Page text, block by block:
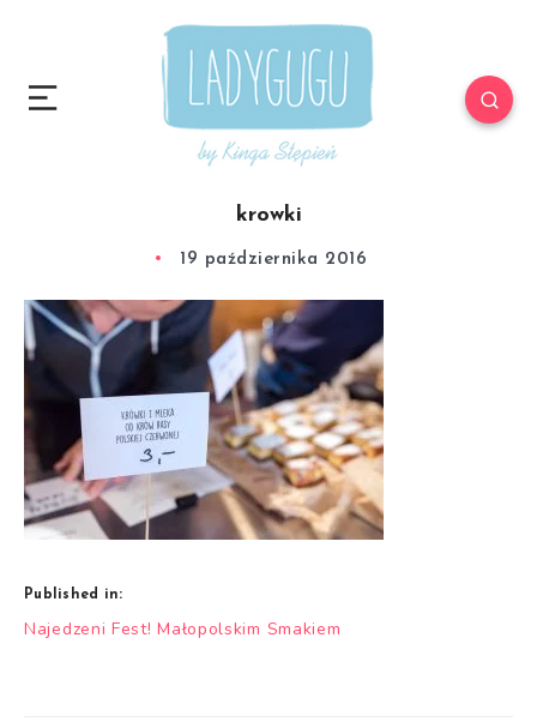
krowki
19 października 2016
Published in:
Nawigacja
Najedzeni Fest! Małopolskim Smakiem